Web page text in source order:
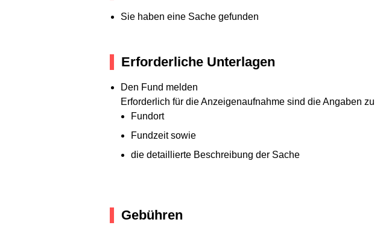
Sie haben eine Sache gefunden
Erforderliche Unterlagen
Den Fund melden
Erforderlich für die Anzeigenaufnahme sind die Angaben zu
Fundort
Fundzeit sowie
die detaillierte Beschreibung der Sache
Gebühren